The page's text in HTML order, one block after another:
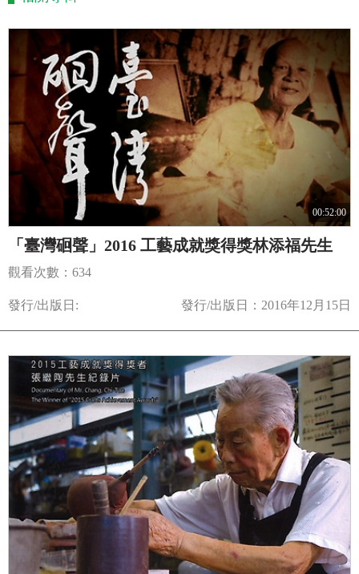
00:52:00
「臺灣硘聲」2016 工藝成就獎得獎林添福先生
觀看次數：634
發行/出版日: 發行/出版日：2016年12月15日